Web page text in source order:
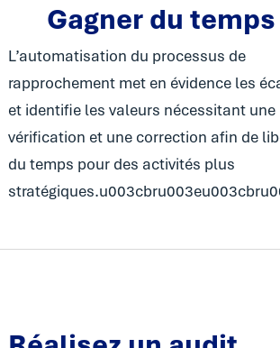
Gagner du temps
L’automatisation du processus de
rapprochement met en évidence les
et identifie les valeurs nécessitant une
vérification et une correction afin de
du temps pour des activités plus